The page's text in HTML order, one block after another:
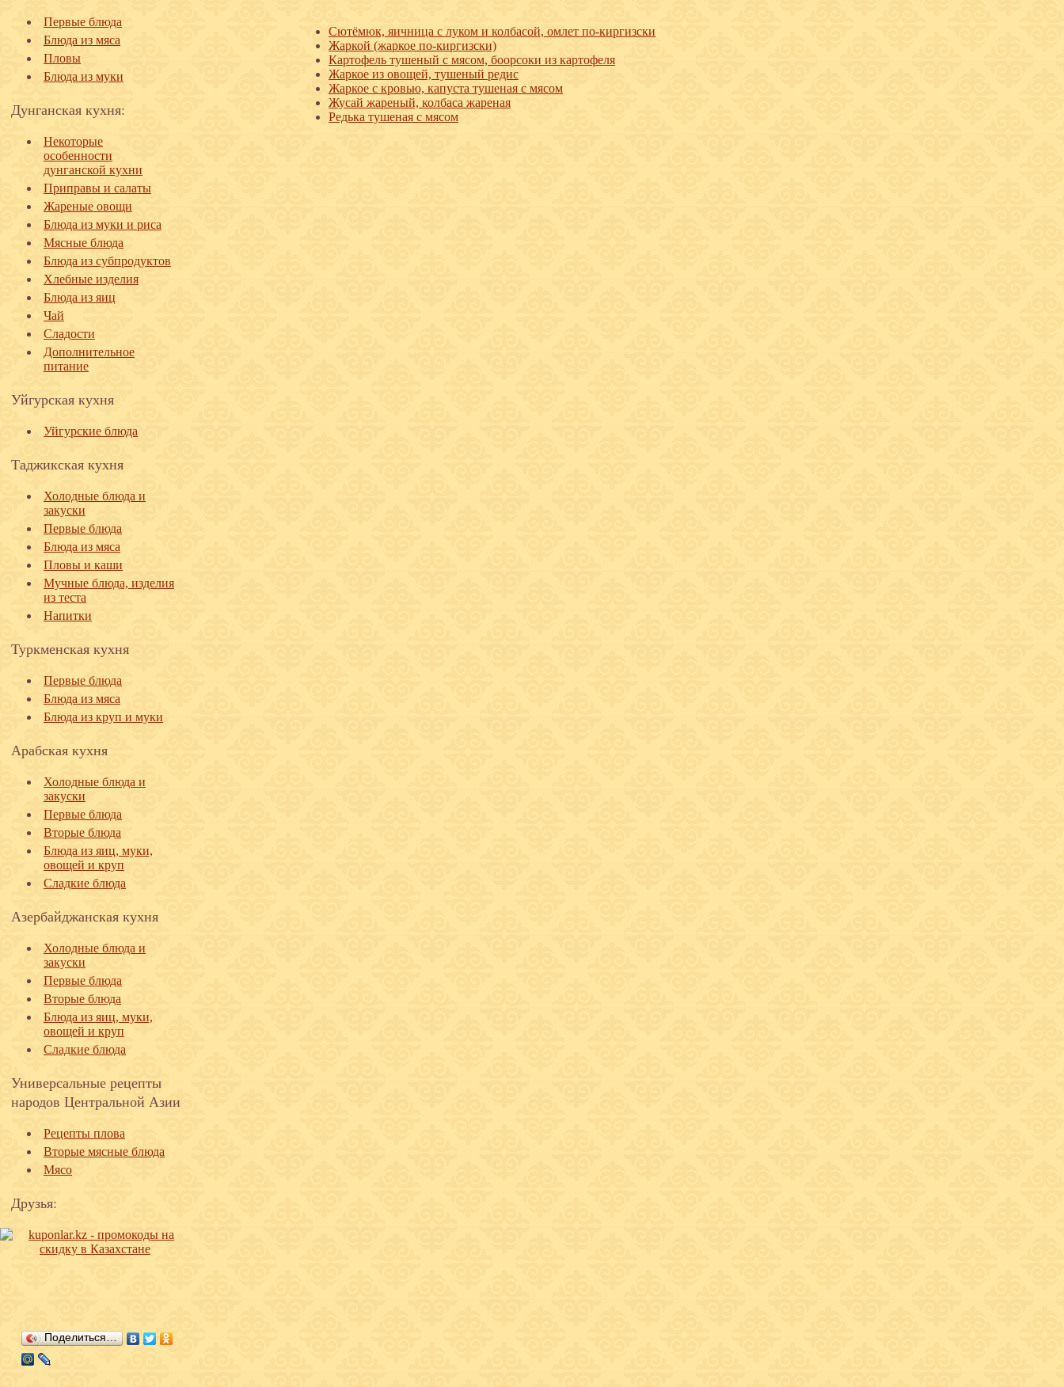
Первые блюда
Блюда из мяса
Пловы
Блюда из муки
Дунганская кухня:
Некоторые
особенности
дунганской кухни
Приправы и салаты
Жареные овощи
Блюда из муки и риса
Мясные блюда
Блюда из субпродуктов
Хлебные изделия
Блюда из яиц
Чай
Сладости
Дополнительное
питание
Уйгурская кухня
Уйгурские блюда
Таджикская кухня
Холодные блюда и
закуски
Первые блюда
Блюда из мяса
Пловы и каши
Мучные блюда, изделия
из теста
Напитки
Туркменская кухня
Первые блюда
Блюда из мяса
Блюда из круп и муки
Арабская кухня
Холодные блюда и
закуски
Первые блюда
Вторые блюда
Блюда из яиц, муки,
овощей и круп
Сладкие блюда
Азербайджанская кухня
Холодные блюда и
закуски
Первые блюда
Вторые блюда
Блюда из яиц, муки,
овощей и круп
Сладкие блюда
Универсальные рецепты
народов Центральной Азии
Рецепты плова
Вторые мясные блюда
Мясо
Друзья:
Поделиться…
Сютёмюк, яичница с луком и колбасой, омлет по-киргизски
Жаркой (жаркое по-киргизски)
Картофель тушеный с мясом, боорсоки из картофеля
Жаркое из овощей, тушеный редис
Жаркое с кровью, капуста тушеная с мясом
Жусай жареный, колбаса жареная
Редька тушеная с мясом